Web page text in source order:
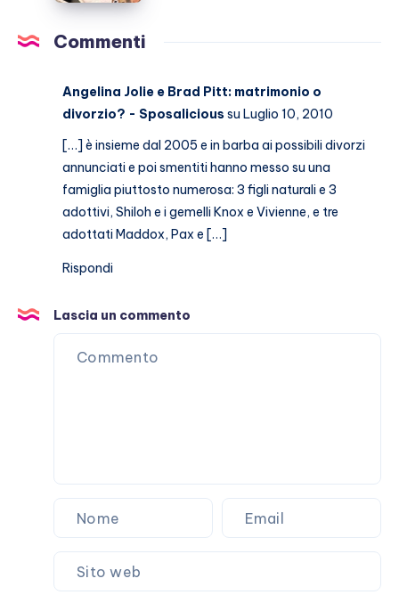
malattia
che
Commenti
Angelina Jolie e Brad Pitt: matrimonio o
divorzio? - Sposalicious su Luglio 10, 2010
[…] è insieme dal 2005 e in barba ai possibili divorzi
annunciati e poi smentiti hanno messo su una
famiglia piuttosto numerosa: 3 figli naturali e 3
adottivi, Shiloh e i gemelli Knox e Vivienne, e tre
adottati Maddox, Pax e […]
Rispondi
Lascia un commento